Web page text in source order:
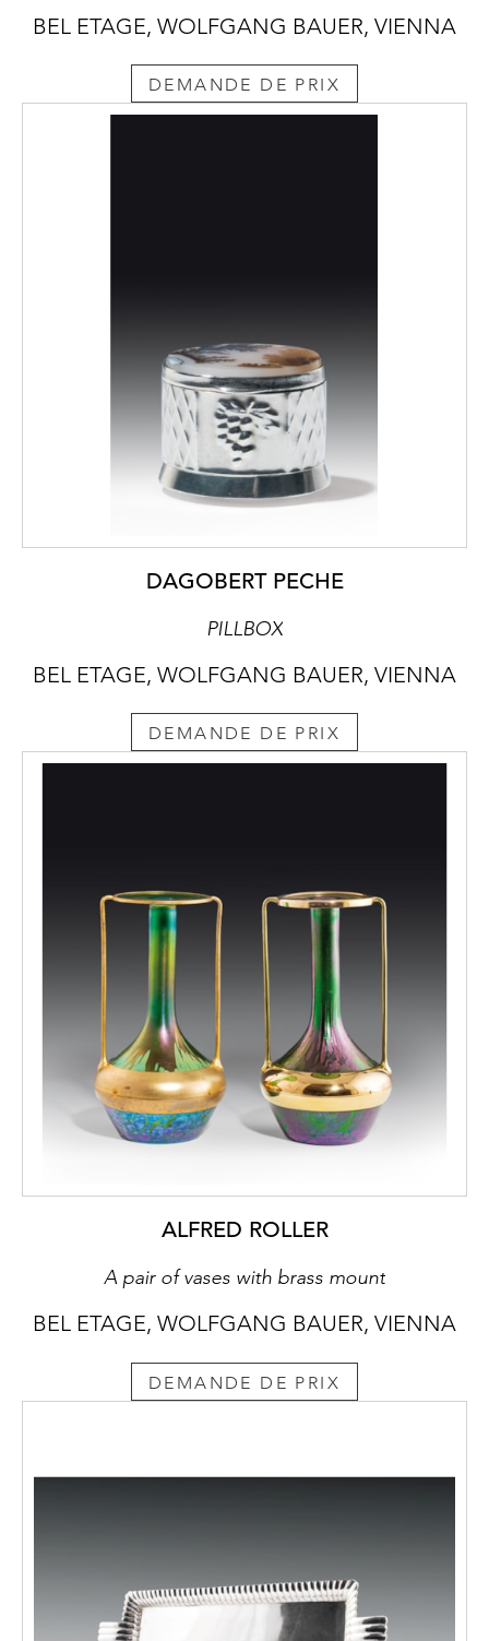
BEL ETAGE, WOLFGANG BAUER, VIENNA
DEMANDE DE PRIX
DAGOBERT PECHE
PILLBOX
BEL ETAGE, WOLFGANG BAUER, VIENNA
DEMANDE DE PRIX
ALFRED ROLLER
A pair of vases with brass mount
BEL ETAGE, WOLFGANG BAUER, VIENNA
DEMANDE DE PRIX